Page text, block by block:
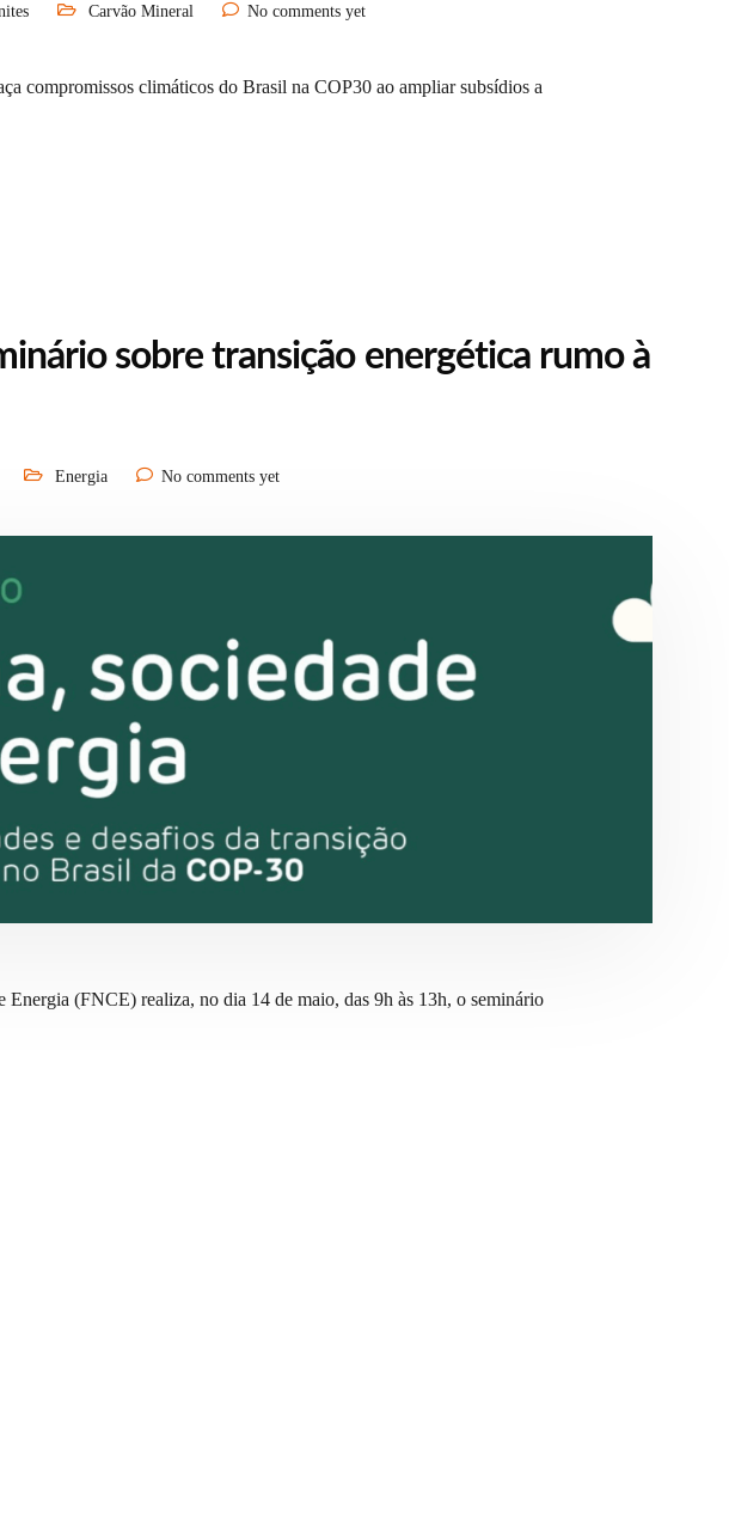
Carvão Mineral No comments yet
compromissos climáticos do Brasil na COP30 ao ampliar subsídios a
sobre transição energética rumo à
Energia No comments yet
(FNCE) realiza, no dia 14 de maio, das 9h às 13h, o seminário